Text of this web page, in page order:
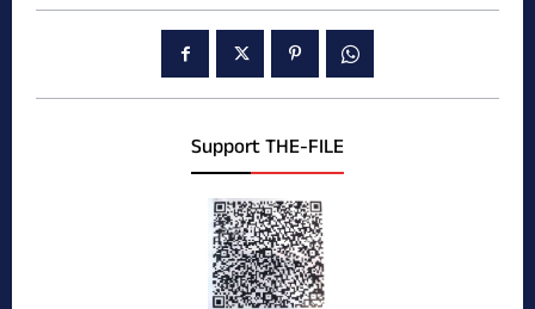
Support THE-FILE